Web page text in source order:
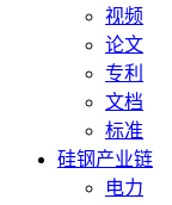
视频
论文
专利
文档
标准
硅钢产业链
电力